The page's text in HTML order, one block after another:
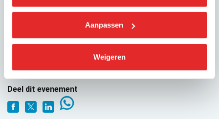
Aanpassen
Weigeren
Deel dit evenement